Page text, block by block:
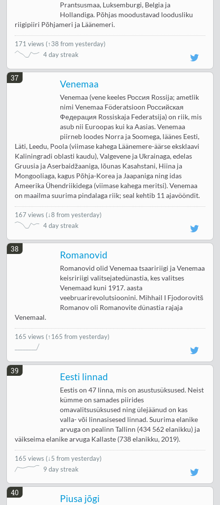
Prantsusmaa, Luksemburgi, Belgia ja
Hollandiga. Põhjas moodustavad loodusliku
riigipiiri Põhjameri ja Läänemeri.
171 views (↑38 from yesterday)
4 day streak
37
Venemaa
Venemaa (vene keeles Россия Rossija; ametlik
nimi Venemaa Föderatsioon Российская
Федерация Rossiskaja Federatsija) on riik, mis
asub nii Euroopas kui ka Aasias. Venemaa
piirneb loodes Norra ja Soomega, läänes Eesti,
Läti, Leedu, Poola (viimase kahega Läänemere-äärse eksklaavi
Kaliningradi oblasti kaudu), Valgevene ja Ukrainaga, edelas
Gruusia ja Aserbaidžaaniga, lõunas Kasahstani, Hiina ja
Mongooliaga, kagus Põhja-Korea ja Jaapaniga ning idas
Ameerika Ühendriikidega (viimase kahega meritsi). Venemaa
on maailma suurima pindalaga riik; seal kehtib 11 ajavööndit.
167 views (↓8 from yesterday)
4 day streak
38
Romanovid
Romanovid olid Venemaa tsaaririigi ja Venemaa
keisririigi valitsejatedünastia, kes valitses
Venemaad kuni 1917. aasta
veebruarirevolutsioonini. Mihhail I Fjodorovitš
Romanov oli Romanovite dünastia rajaja
Venemaal.
165 views (↑165 from yesterday)
39
Eesti linnad
Eestis on 47 linna, mis on asustusüksused. Neist
kümme on samades piirides
omavalitsusüksused ning ülejäänud on kas
valla- või linnasisesed linnad. Suurima elanike
arvuga on pealinn Tallinn (434 562 elanikku) ja
väikseima elanike arvuga Kallaste (738 elanikku, 2019).
165 views (↓5 from yesterday)
9 day streak
40
Piusa jõgi